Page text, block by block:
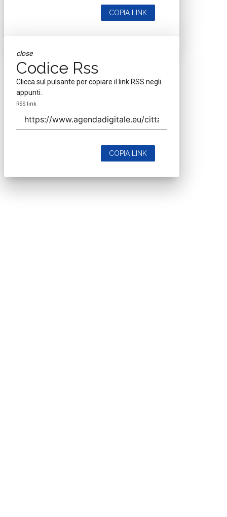
COPIA LINK
close
Codice Rss
Clicca sul pulsante per copiare il link RSS negli
appunti.
RSS link
COPIA LINK